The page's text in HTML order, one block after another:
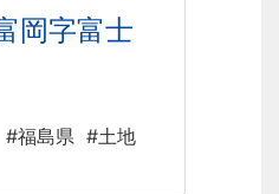
岡字富士
#福島県 #土地